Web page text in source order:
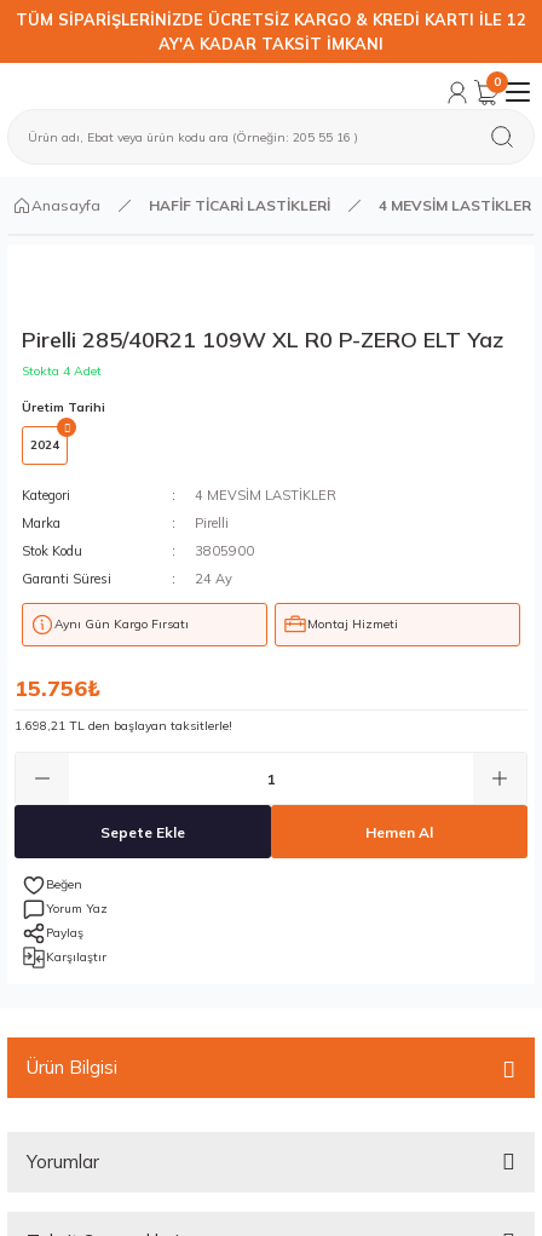
TÜM SİPARİŞLERİNİZDE ÜCRETSİZ KARGO & KREDİ KARTI İLE 12
AY'A KADAR TAKSİT İMKANI
0
Anasayfa HAFİF TİCARİ LASTİKLERİ 4 MEVSİM LASTİKLER
Pirelli 285/40R21 109W XL R0 P-ZERO ELT Yaz
Stokta 4 Adet
Üretim Tarihi
2024
Kategori
4 MEVSİM LASTİKLER
Marka
Pirelli
Stok Kodu
3805900
Garanti Süresi
24 Ay
Aynı Gün Kargo Fırsatı Montaj Hizmeti
15.756₺
1.698,21 TL den başlayan taksitlerle!
Sepete Ekle Hemen Al
Yorum Yaz
Paylaş
Karşılaştır
Ürün Bilgisi
Yorumlar